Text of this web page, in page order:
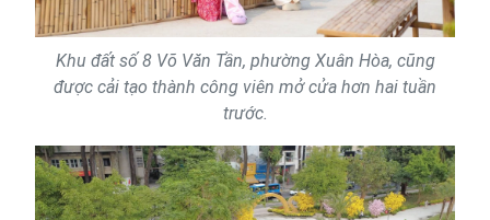
Khu đất số 8 Võ Văn Tần, phường Xuân Hòa, cũng
được cải tạo thành công viên mở cửa hơn hai tuần
trước.